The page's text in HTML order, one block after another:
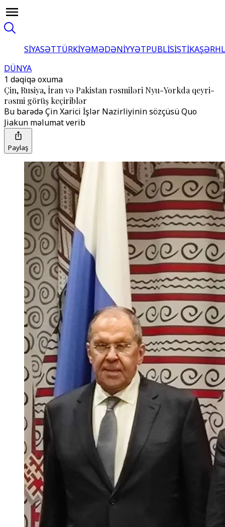
SİYASƏTTÜRKİYƏMƏDƏNİYYƏTPUBLİSİSTİKA
DÜNYA
1 dəqiqə oxuma
Çin, Rusiya, İran və Pakistan rəsmiləri Nyu-Yorkda qeyri-
rəsmi görüş keçiriblər
Bu barədə Çin Xarici İşlər Nazirliyinin sözçüsü Quo
Jiakun məlumat verib
Paylaş